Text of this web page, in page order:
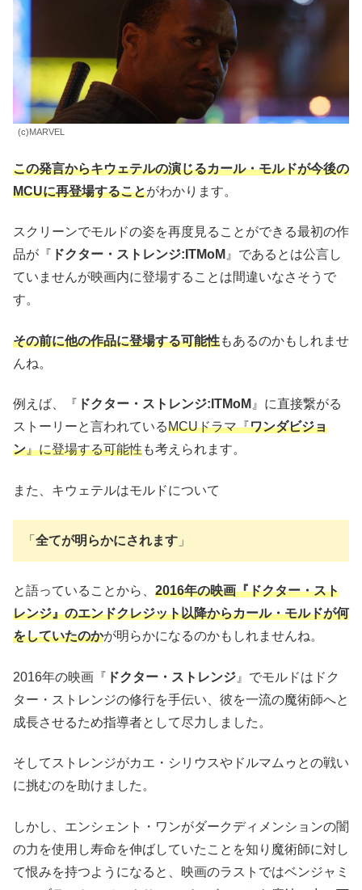
(c)MARVEL
この発言からキウェテルの演じるカール・モルドが今後の
MCUに再登場することがわかります。
スクリーンでモルドの姿を再度見ることができる最初の作
品が『
ドクター・ストレンジ:ITMoM 』であるとは公言し
ていませんが映画内に登場することは間違いなさそうで
す。
その前に他の作品に登場する可能性もあるのかもしれませ
んね。
例えば、『 ドクター・ストレンジ:ITMoM 』に直接繋がる
ストーリーと言われているMCUドラマ『ワンダビジョ
ン』に登場する可能性も考えられます。
また、キウェテルはモルドについて
「 全てが明らかにされます 」
と語っていることから、 2016年の映画『ドクター・スト
レンジ』のエンドクレジット以降からカール・モルドが何
をしていたのかが明らかになるのかもしれませんね。
2016年の映画『 ドクター・ストレンジ 』でモルドはドク
ター・ストレンジの修行を手伝い、彼を一流の魔術師へと
成長させるため指導者として尽力しました。
そしてストレンジがカエ・シリウスやドルマムゥとの戦い
に挑むのを助けました。
しかし、エンシェント・ワンがダークディメンションの闇
の力を使用し寿命を伸ばしていたことを知り魔術師に対し
て恨みを持つようになると、映画のラストではベンジャミ